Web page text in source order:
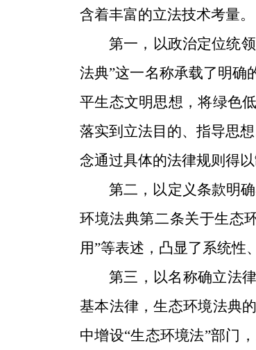
含着丰富的立法技术考量。
第一，以政治定位统领
法典”这一名称承载了明确
平生态文明思想，将绿色
落实到立法目的、指导思
念通过具体的法律规则得
第二，以定义条款明确
环境法典第二条关于生态
用”等表述，凸显了系统性
第三，以名称确立法律
基本法律，生态环境法典
中增设“生态环境法”部门